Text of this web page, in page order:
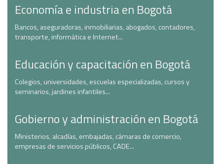
Economía e industria en Bogotá
Bancos, aseguradoras, inmobiliarias, abogados, contadores,
transporte, informática e Internet...
Educación y capacitación en Bogotá
Colegios, universidades, escuelas especializadas, cursos y
seminarios, jardines infantiles...
Gobierno y administración en Bogotá
Ministerios, alcadías, embajadas, cámaras de comercio,
empresas de servicios públicos, CADE...